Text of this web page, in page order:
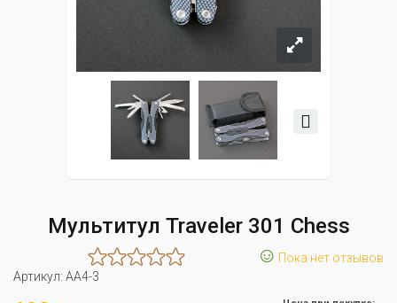
Мультитул Traveler 301 Сhess
☺ Пока нет отзывов
Артикул: AA4-3